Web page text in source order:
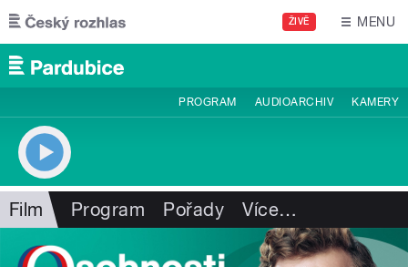
Přejít k hlavnímu obsahu
ŽIVĚ MENU
PROGRAM AUDIOARCHIV KAMERY
Film Program Pořady Více…